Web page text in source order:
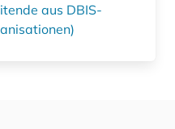
aus DBIS-